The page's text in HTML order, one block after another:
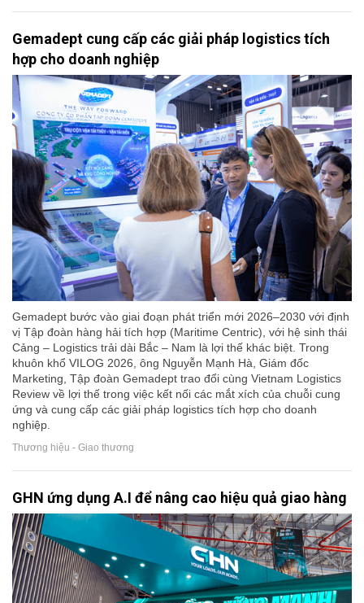
Gemadept cung cấp các giải pháp logistics tích
hợp cho doanh nghiệp
Gemadept bước vào giai đoạn phát triển mới 2026–2030 với định
vị Tập đoàn hàng hải tích hợp (Maritime Centric), với hệ sinh thái
Cảng – Logistics trải dài Bắc – Nam là lợi thế khác biệt. Trong
khuôn khổ VILOG 2026, ông Nguyễn Mạnh Hà, Giám đốc
Marketing, Tập đoàn Gemadept trao đổi cùng Vietnam Logistics
Review về lợi thế trong việc kết nối các mắt xích của chuỗi cung
ứng và cung cấp các giải pháp logistics tích hợp cho doanh
nghiệp.
Thương hiệu - Giao thương
GHN ứng dụng A.I để nâng cao hiệu quả giao hàng